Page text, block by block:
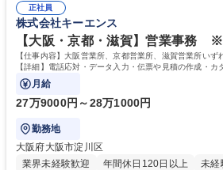
正社員
株式会社キーエンス
【大阪・京都・滋賀】営業事務
【仕事内容】大阪営業所、京都営業所、滋賀営業所いず
【詳細】電話応対・データ入力・伝票や見積の作成・カ
で発生する事務業務や業務改善をお任せ。
月給
27万9000円～28万1000円
勤務地
大阪府大阪市淀川区
業界未経験歓迎
年間休日120日以上 未経